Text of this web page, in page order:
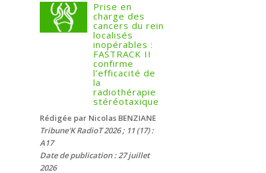
Prise en
charge des
cancers du rein
localisés
inopérables :
FASTRACK II
confirme
l’efficacité de
la
radiothérapie
stéréotaxique
Rédigée par Nicolas BENZIANE
Tribune'K RadioT 2026 ; 11 (17) :
A17
Date de publication : 27 juillet
2026